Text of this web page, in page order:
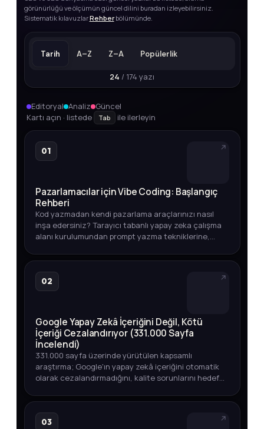
görünürlüğü ve ölçümün güncel dilini buradan izleyebilirsiniz.
Sistematik kılavuzlarRehber bölümünde.
Tarih A–Z Z–A Popülerlik
24 / 174 yazı
Editoryal Analiz Güncel
Kartı açın · listede
Tab ile ilerleyin
01
Pazarlamacılar için Vibe Coding: Başlangıç
Rehberi
Kod yazmadan kendi pazarlama araçlarınızı nasıl
inşa edersiniz? Tarayıcı tabanlı yapay zeka çalışma
alanı kurulumundan prompt yazma tekniklerine,
adım adım açıklıyoruz.
02
Google Yapay Zekâ İçeriğini Değil, Kötü
İçeriği Cezalandırıyor (331.000 Sayfa
İncelendi)
331.000 sayfa üzerinde yürütülen kapsamlı
araştırma; Google'ın yapay zekâ içeriğini otomatik
olarak cezalandırmadığını, kalite sorunlarını hedef
endeksleme oranları v…
03